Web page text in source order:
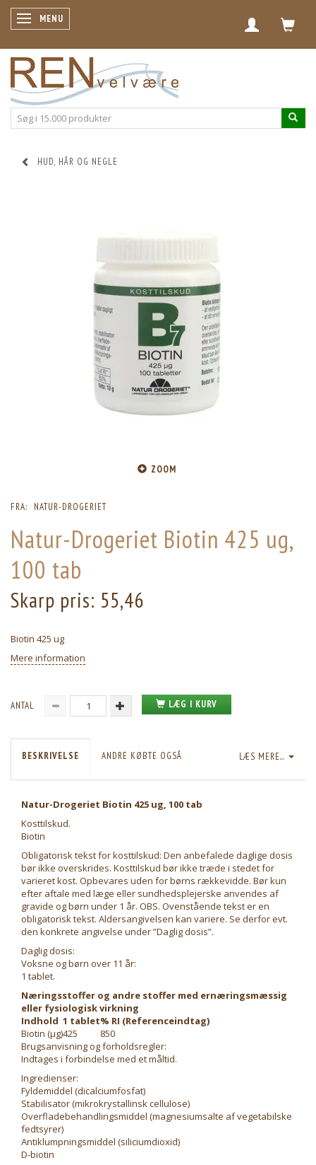
SKIFTE NAVIGATION
MENU
HUD, HÅR OG NEGLE
ZOOM
FRA: NATUR-DROGERIET
Natur-Drogeriet Biotin 425 ug,
100 tab
Skarp pris: 55,46
Biotin 425 ug
Mere information
ANTAL LÆG I KURV
LÆS MERE...
BESKRIVELSE ANDRE KØBTE OGSÅ
Natur-Drogeriet Biotin 425 ug, 100 tab
Kosttilskud.
Biotin
Obligatorisk tekst for kosttilskud: Den anbefalede daglige dosis
bør ikke overskrides. Kosttilskud bør ikke træde i stedet for
varieret kost. Opbevares uden for børns rækkevidde. Bør kun
efter aftale med læge eller sundhedsplejerske anvendes af
gravide og børn under 1 år. OBS. Ovenstående tekst er en
obligatorisk tekst. Aldersangivelsen kan variere. Se derfor evt.
den konkrete angivelse under ”Daglig dosis”.
Daglig dosis:
Voksne og børn over 11 år:
1 tablet.
Næringsstoffer og andre stoffer med ernæringsmæssig
eller fysiologisk virkning
Indhold 1 tablet% RI (Referenceindtag)
Biotin (μg)425
850
Brugsanvisning og forholdsregler:
Indtages i forbindelse med et måltid.
Ingredienser:
Fyldemiddel (dicalciumfosfat)
Stabilisator (mikrokrystallinsk cellulose)
Overfladebehandlingsmiddel (magnesiumsalte af vegetabilske
fedtsyrer)
Antiklumpningsmiddel (siliciumdioxid)
D-biotin